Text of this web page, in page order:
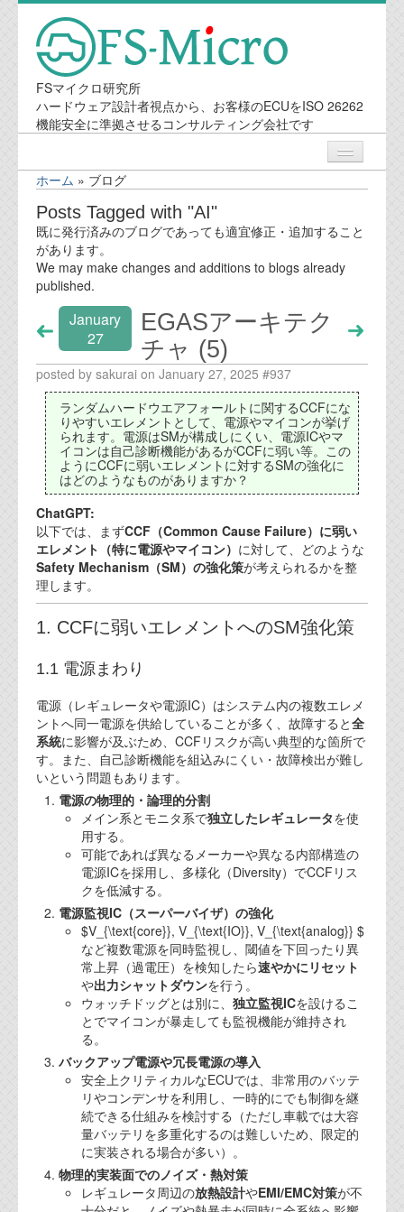
FSマイクロ研究所
ハードウェア設計者視点から、お客様のECUをISO 26262
機能安全に準拠させるコンサルティング会社です
ニュース
業務内容
会社案内
会社概要
代表ご挨拶
オフィス
実績
ブログ
機能安全ブログ
外部投稿記事
ブログテーマ
技術文書
ご希望の方は、お問い合わせページから
資料閲覧パスワードをお問い合わせ頂き
ログインをお願い致します。アカウント
名は"opendocument"です。
機能安全用語集
設計用語集
オンラインショップ
お問い合わせ
FAQ
お問い合わせフォーム
ホーム » ブログ
Posts Tagged with "AI"
既に発行済みのブログであっても適宜修正・追加すること
があります。
We may make changes and additions to blogs already
published.
January
27
EGASアーキテク
チャ (5)
posted by sakurai on January 27, 2025 #937
ランダムハードウエアフォールトに関するCCFにな
りやすいエレメントとして、電源やマイコンが挙げ
られます。電源はSMが構成しにくい、電源ICやマ
イコンは自己診断機能があるがCCFに弱い等。この
ようにCCFに弱いエレメントに対するSMの強化に
はどのようなものがありますか？
ChatGPT:
以下では、まずCCF（Common Cause Failure）に弱い
エレメント（特に電源やマイコン） に対して、どのような
Safety Mechanism（SM）の強化策が考えられるかを整
理します。
1. CCFに弱いエレメントへのSM強化策
1.1 電源まわり
電源（レギュレータや電源IC）はシステム内の複数エレメ
ントへ同一電源を供給していることが多く、故障すると全
系統に影響が及ぶため、CCFリスクが高い典型的な箇所で
す。また、自己診断機能を組込みにくい・故障検出が難し
いという問題もあります。
電源の物理的・論理的分割
メイン系とモニタ系で独立したレギュレータを使
用する。
可能であれば異なるメーカーや異なる内部構造の
電源ICを採用し、多様化（Diversity）でCCFリス
クを低減する。
電源監視IC（スーパーバイザ）の強化
$V_{\text{core}}, V_{\text{IO}}, V_{\text{analog}} $
など複数電源を同時監視し、閾値を下回ったり異
常上昇（過電圧）を検知したら速やかにリセット
や出力シャットダウンを行う。
ウォッチドッグとは別に、 独立監視ICを設けるこ
とでマイコンが暴走しても監視機能が維持され
る。
バックアップ電源や冗長電源の導入
安全上クリティカルなECUでは、非常用のバッテ
リやコンデンサを利用し、一時的にでも制御を継
続できる仕組みを検討する（ただし車載では大容
量バッテリを多重化するのは難しいため、限定的
に実装される場合が多い）。
物理的実装面でのノイズ・熱対策
レギュレータ周辺の放熱設計やEMI/EMC対策が不